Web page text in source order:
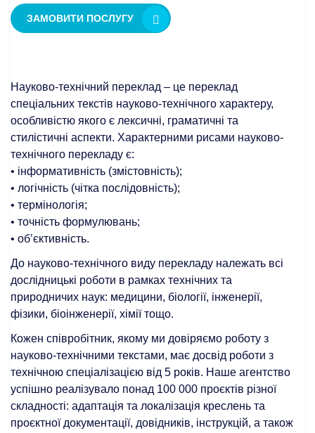
Науково-технічний переклад – це переклад
спеціальних текстів науково-технічного характеру,
особливістю якого є лексичні, граматичні та
стилістичні аспекти. Характерними рисами науково-
технічного перекладу є:
• інформативність (змістовність);
• логічність (чітка послідовність);
• термінологія;
• точність формулювань;
• об’єктивність.
До науково-технічного виду перекладу належать всі
дослідницькі роботи в рамках технічних та
природничих наук: медицини, біології, інженерії,
фізики, біоінженерії, хімії тощо.
Кожен співробітник, якому ми довіряємо роботу з
науково-технічними текстами, має досвід роботи з
технічною спеціалізацією від 5 років. Наше агентство
успішно реалізувало понад 100 000 проєктів різної
складності: адаптація та локалізація креслень та
проєктної документації, довідників, інструкцій, а також
ЗАМОВИТИ ПОСЛУГУ